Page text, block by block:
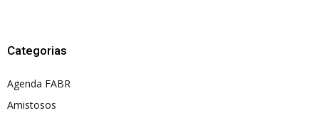
Categorias
Agenda FABR
Amistosos